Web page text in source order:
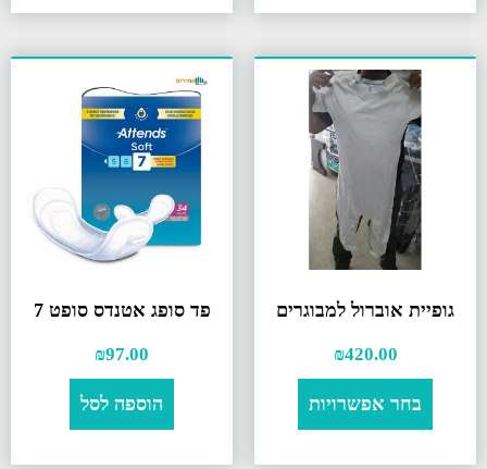
גופיית אוברול למבוגרים
₪420.00
בחר אפשרויות
פד סופג אטנדס סופט 7
₪97.00
הוספה לסל